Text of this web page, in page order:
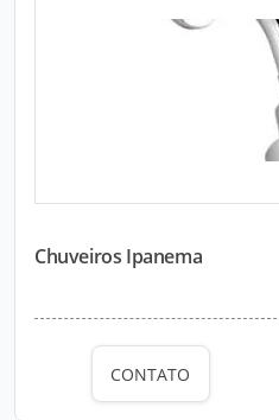
Chuveiros Ipanema
CONTATO